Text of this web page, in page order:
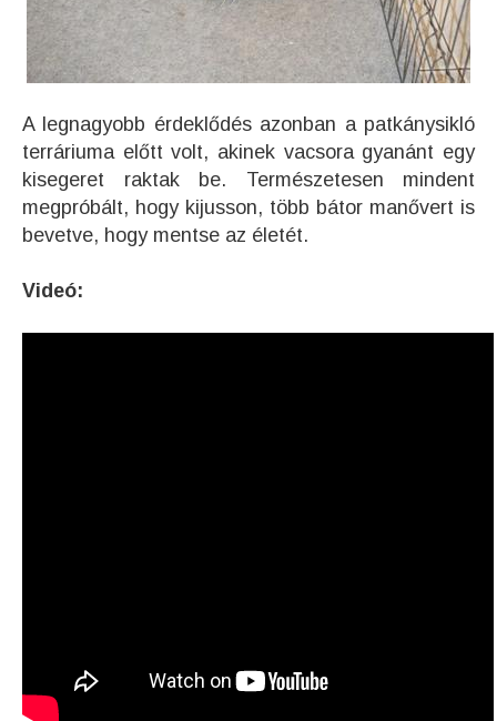
A legnagyobb érdeklődés azonban a patkánysikló
terráriuma előtt volt, akinek vacsora gyanánt egy
kisegeret raktak be. Természetesen mindent
megpróbált, hogy kijusson, több bátor manővert is
bevetve, hogy mentse az életét.
Videó: